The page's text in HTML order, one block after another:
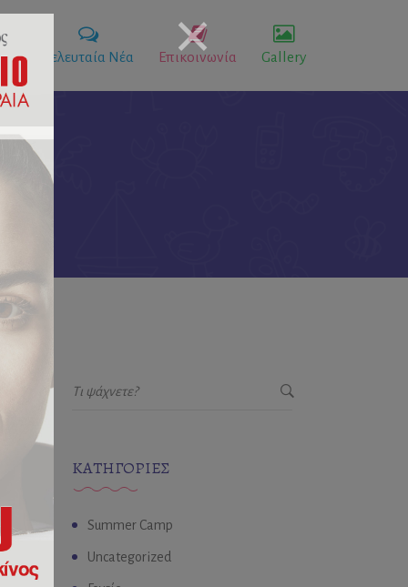
Τελευταία Νέα Επικοινωνία Gallery
KΑΤΗΓΟΡΊΕΣ
Summer Camp
Uncategorized